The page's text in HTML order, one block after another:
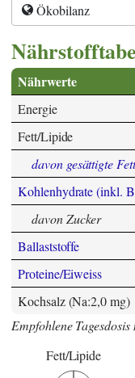
Ökobilanz
Nährwerte
Energie
Fett/Lipide
davon gesättigte
Kohlenhydrate (inkl.
davon Zucker
Ballaststoffe
Proteine/Eiweiss
Kochsalz (Na:2,0 mg)
Empfohlene Tagesdosis
Fett/Lipide